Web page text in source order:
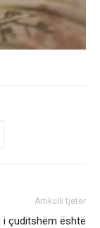
Artikulli tjetër
i çuditshëm është